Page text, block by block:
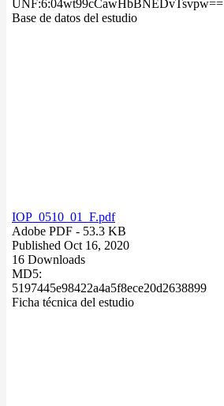
UNF:6:04wt99cCawHbBNEDvTsvpw==
Base de datos del estudio
IOP_0510_01_F.pdf
Adobe PDF - 53.3 KB
Published Oct 16, 2020
16 Downloads
MD5:
5197445e98422a4a5f8ece20d2638899
Ficha técnica del estudio